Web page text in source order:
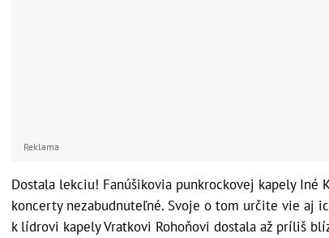
Reklama
Dostala lekciu! Fanúšikovia punkrockovej kapely Iné
koncerty nezabudnuteľné. Svoje o tom určite vie aj
k lídrovi kapely Vratkovi Rohoňovi dostala až príliš